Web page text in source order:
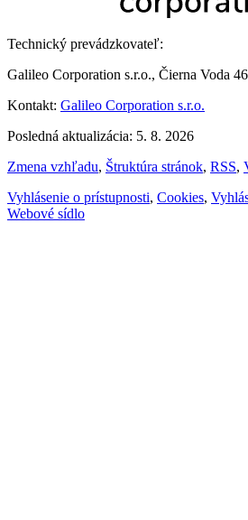
Technický prevádzkovateľ:
Galileo Corporation s.r.o., Čierna Voda
Kontakt: Galileo Corporation s.r.o.
Posledná aktualizácia: 5. 8. 2026
Zmena vzhľadu, Štruktúra stránok, RSS,
Vyhlásenie o prístupnosti, Cookies,
Webové sídlo